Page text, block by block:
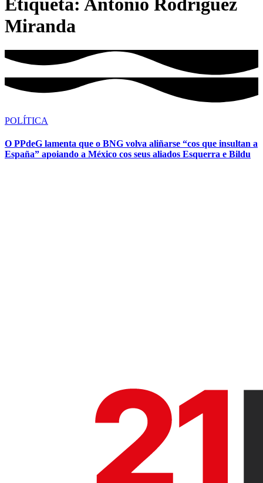
Miranda
POLÍTICA
O PPdeG lamenta que o BNG volva aliñarse “cos que insultan a
España” apoiando a México cos seus aliados Esquerra e Bildu